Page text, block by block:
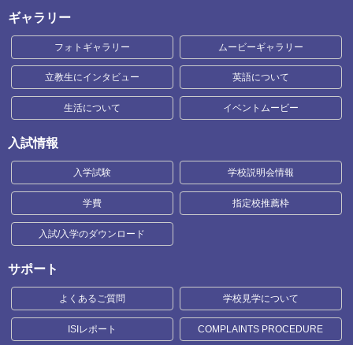
ギャラリー
フォトギャラリー ムービーギャラリー
立教生にインタビュー 英語について
生活について イベントムービー
入試情報
入学試験 学校説明会情報
学費 指定校推薦枠
入試/入学のダウンロード
サポート
よくあるご質問 学校見学について
ISIレポート COMPLAINTS PROCEDURE